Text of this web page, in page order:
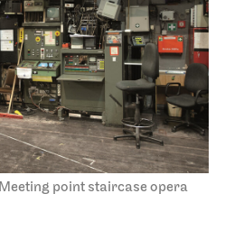
Meeting point staircase opera